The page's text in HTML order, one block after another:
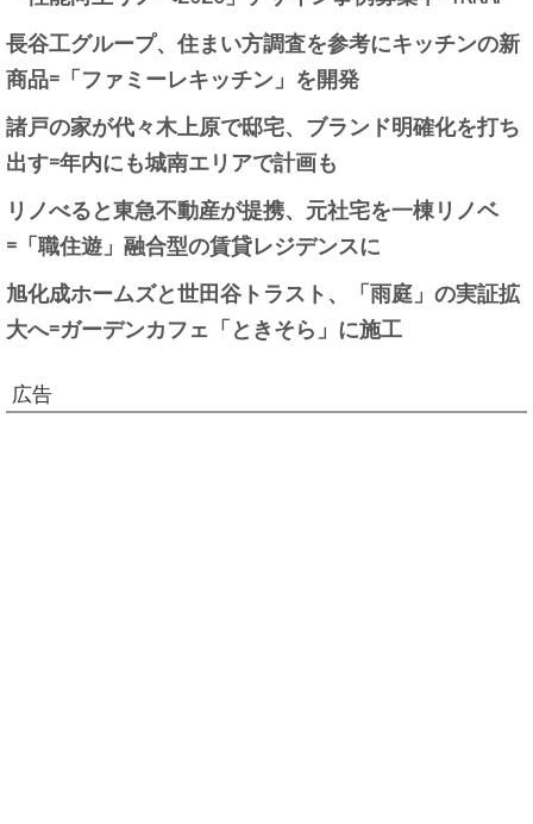
長谷工グループ、住まい方調査を参考にキッチンの新
商品=「ファミーレキッチン」を開発
諸戸の家が代々木上原で邸宅、ブランド明確化を打ち
出す=年内にも城南エリアで計画も
リノべると東急不動産が提携、元社宅を一棟リノベ
=「職住遊」融合型の賃貸レジデンスに
旭化成ホームズと世田谷トラスト、「雨庭」の実証拡
大へ=ガーデンカフェ「ときそら」に施工
広告